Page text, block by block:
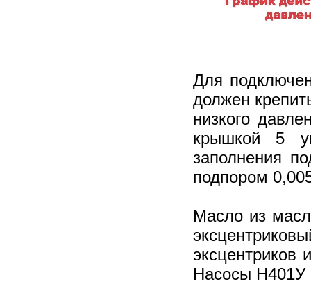
Для
должен
низкого
крышкой 5
заполнения
подпором
Масло из
эксцентриков
Насосы Н401У